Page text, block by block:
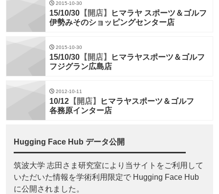
2015-10-30
15/10/30 【開店】
ヒマラヤ スポーツ＆ゴルフ
伊勢みそのショッピングセンター店
2015-10-30
15/10/30 【開店】
ヒマラヤスポーツ＆ゴルフ
フジグラン広島店
2012-10-11
10/12 【開店】
ヒマラヤスポーツ＆ゴルフ
各務原インター店
Hugging Face Hub データ公開
筑波大学 志田さま研究室により当サイトをご利用して
いただいた情報を学術利用限定で Hugging Face Hub
に公開されました。